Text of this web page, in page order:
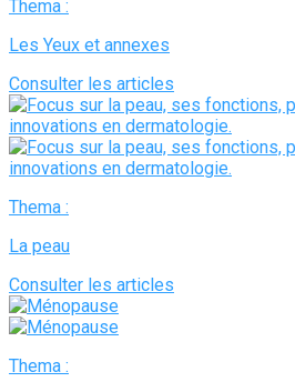
Thema :
Les Yeux et annexes
Consulter les articles
Thema :
La peau
Consulter les articles
Thema :